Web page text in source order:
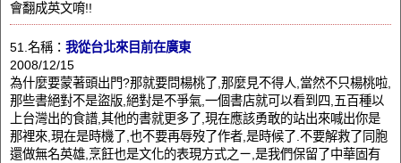
會翻成英文唷!!
51.名稱： 我從台北來目前在廣東
2008/12/15
為什麼要蒙著頭出門?那就要問楊桃了,那麼見不得人,當然不只楊桃啦,
那些書絕對不是盜版,絕對是不爭氣,一個書店就可以看到四,五百種以
上台灣出的食譜,其他的書就更多了,現在應該勇敢的站出來喊出你是
那裡來,現在是時機了,也不要再辱歿了作者,是時候了.不要解救了同胞
還做無名英雄,烹飪也是文化的表現方式之ㄧ,是我們保留了中華固有